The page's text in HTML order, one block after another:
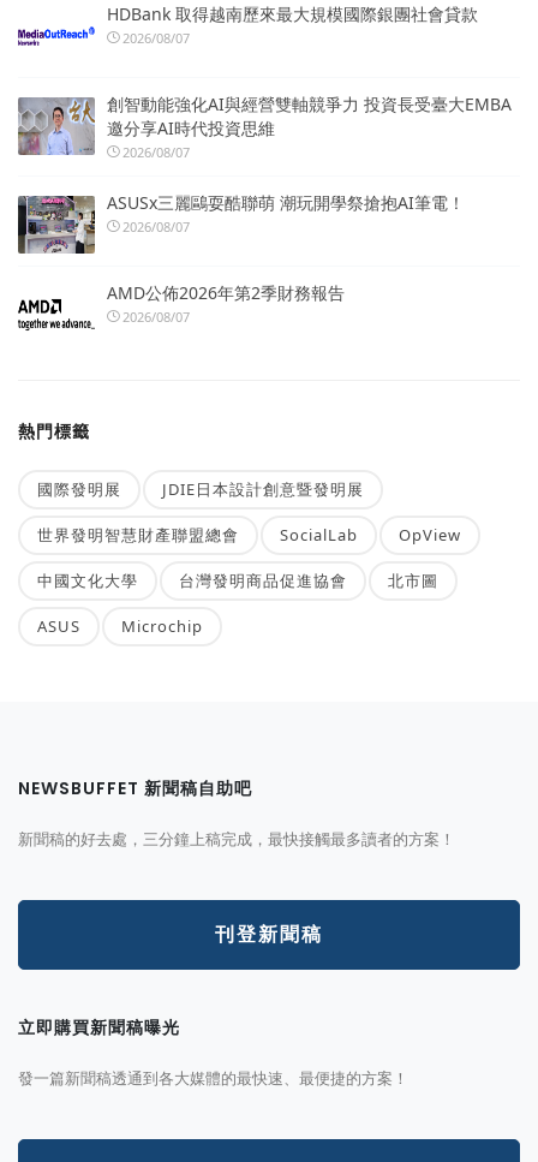
HDBank 取得越南歷來最大規模國際銀團社會貸款
2026/08/07
創智動能強化AI與經營雙軸競爭力 投資長受臺大EMBA
邀分享AI時代投資思維
2026/08/07
ASUSx三麗鷗耍酷聯萌 潮玩開學祭搶抱AI筆電！
2026/08/07
AMD公佈2026年第2季財務報告
2026/08/07
熱門標籤
國際發明展 JDIE日本設計創意暨發明展
世界發明智慧財產聯盟總會 SocialLab OpView
中國文化大學 台灣發明商品促進協會 北市圖
ASUS Microchip
NEWSBUFFET 新聞稿自助吧
新聞稿的好去處，三分鐘上稿完成，最快接觸最多讀者的方案！
刊登新聞稿
立即購買新聞稿曝光
發一篇新聞稿透通到各大媒體的最快速、最便捷的方案！